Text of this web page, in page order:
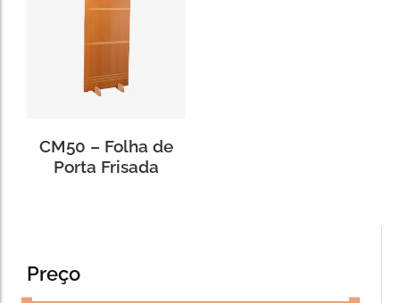
Preço
CM50 – Folha de
Porta Frisada